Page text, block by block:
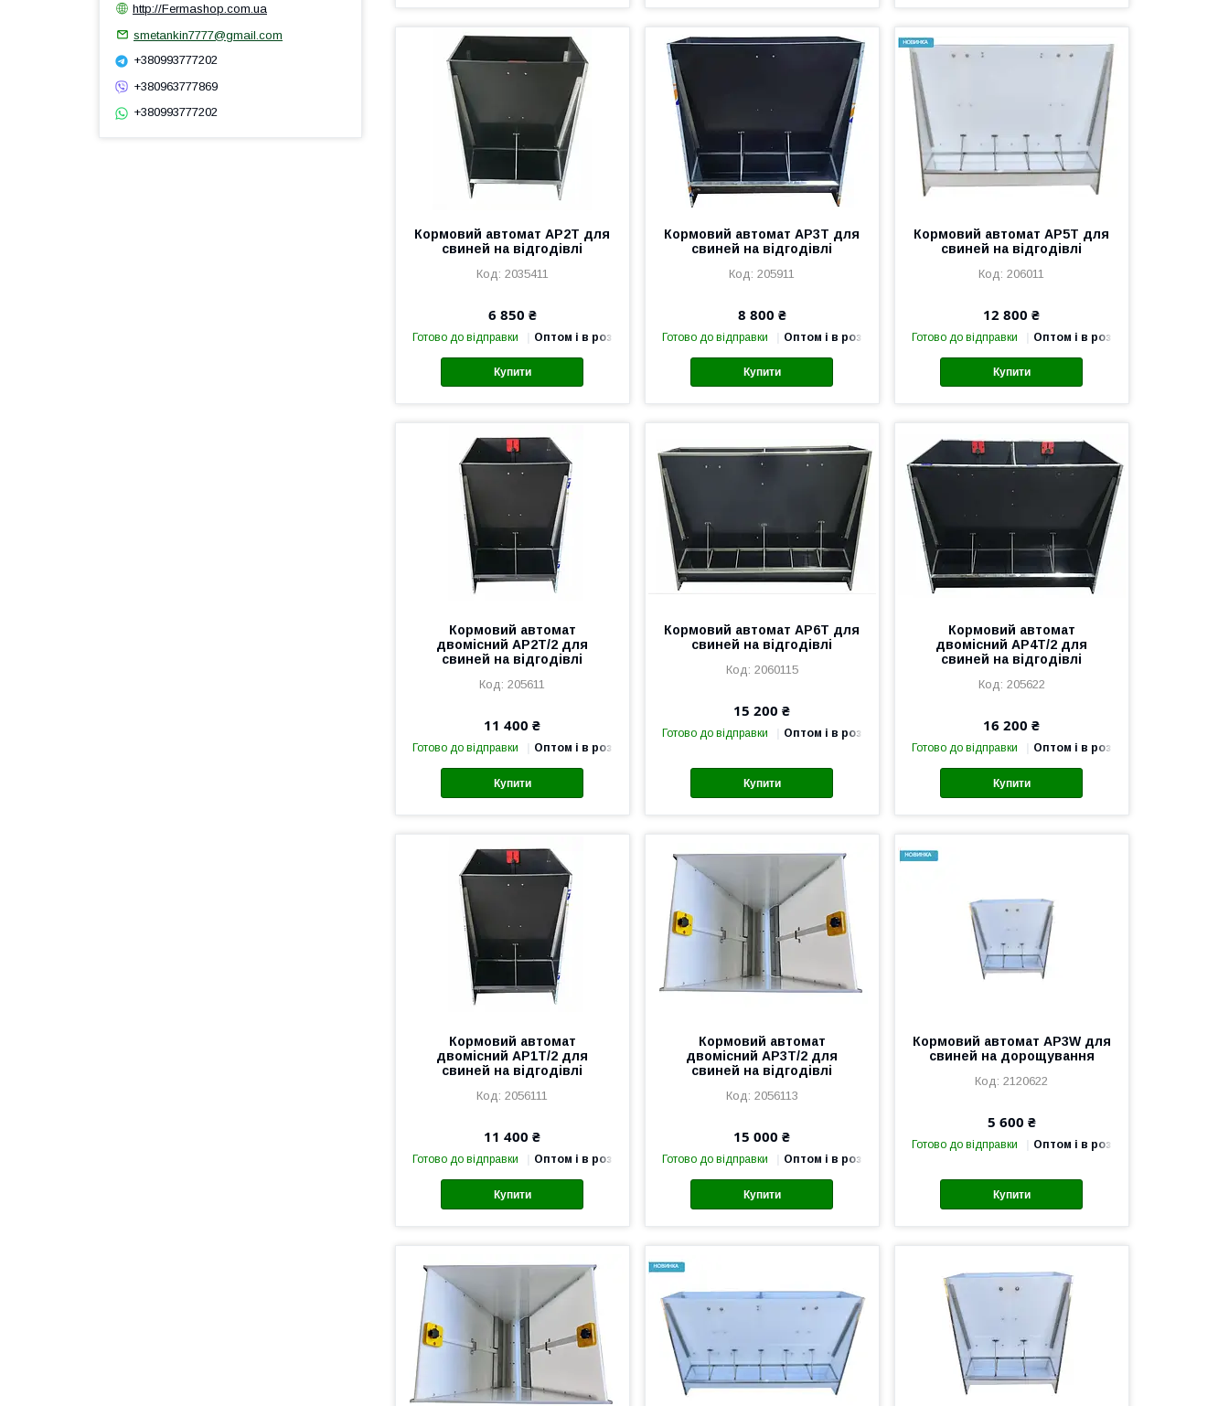
Кормовий автомат AP2T для
свиней на відгодівлі
2035411
6 850 ₴
Готово до відправки Оптом і в роздріб
Купити
Кормовий автомат AP3T для
свиней на відгодівлі
205911
8 800 ₴
Готово до відправки Оптом і в роздріб
Купити
Кормовий автомат AP5T для
свиней на відгодівлі
206011
12 800 ₴
Готово до відправки Оптом і в роздріб
Купити
Кормовий автомат
двомісний AP2T/2 для
свиней на відгодівлі
205611
11 400 ₴
Готово до відправки Оптом і в роздріб
Купити
Кормовий автомат AP6T для
свиней на відгодівлі
2060115
15 200 ₴
Готово до відправки Оптом і в роздріб
Купити
Кормовий автомат
двомісний AP4T/2 для
свиней на відгодівлі
205622
16 200 ₴
Готово до відправки Оптом і в роздріб
Купити
Кормовий автомат
двомісний AP1T/2 для
свиней на відгодівлі
2056111
11 400 ₴
Готово до відправки Оптом і в роздріб
Купити
Кормовий автомат
двомісний AP3T/2 для
свиней на відгодівлі
2056113
15 000 ₴
Готово до відправки Оптом і в роздріб
Купити
Кормовий автомат AP3W для
свиней на дорощування
2120622
5 600 ₴
Готово до відправки Оптом і в роздріб
Купити
http://Fermashop.com.ua
smetankin7777@gmail.com
+380993777202
+380963777869
+380993777202